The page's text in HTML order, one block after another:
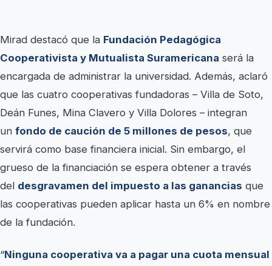
Mirad destacó que la Fundación Pedagógica
Cooperativista y Mutualista Suramericana será la
encargada de administrar la universidad. Además, aclaró
que las cuatro cooperativas fundadoras – Villa de Soto,
Deán Funes, Mina Clavero y Villa Dolores – integran
un fondo de caución de 5 millones de pesos, que
servirá como base financiera inicial. Sin embargo, el
grueso de la financiación se espera obtener a través
del desgravamen del impuesto a las ganancias que
las cooperativas pueden aplicar hasta un 6% en nombre
de la fundación.
“Ninguna cooperativa va a pagar una cuota mensual